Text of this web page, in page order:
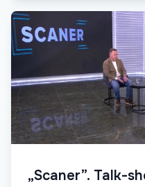
„Scaner”. Talk-